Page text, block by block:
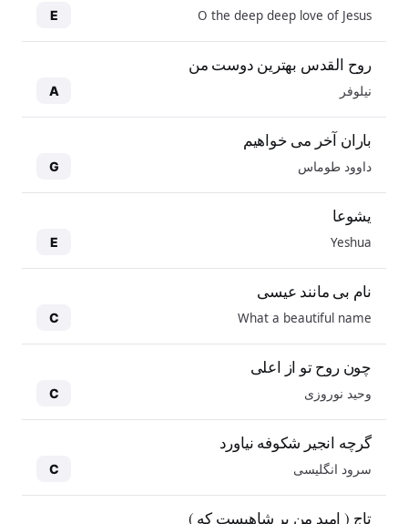
O the deep deep love of Jesus
E
روح القدس بهترین دوست من
نیلوفر A
باران آخر می خواهیم
داوود طوماس G
یشوعا
Yeshua
E
نام بی مانند عیسی
What a beautiful name
C
چون روح تو از اعلی
وحید نوروزی C
گرچه انجیر شکوفه نیاورد
سرود انگلیسی C
تاج ( امید من بر شاهیست که )